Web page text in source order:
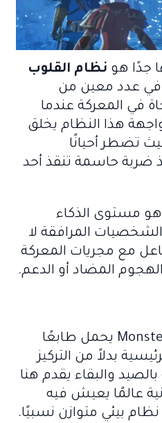
جدًا هو نظام القلوب
عدد معين من
في المعركة عندما
هذا النظام يخلق
تضطر أحيانًا
ضربة حاسمة تنقذ أحد
هو مستوى الذكاء
المرافقة لا
مع مجريات المعركة
المضاد أو الدعم.
يحمل طابعًا
بدلاً من التركيز
والبقاء يقدم هنا
عالمًا يعيش فيه
بيئي متوازن نسبيًا.